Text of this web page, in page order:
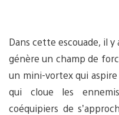
Dans cette escouade, il y
génère un champ de
un mini-vortex qui
qui cloue les
coéquipiers de